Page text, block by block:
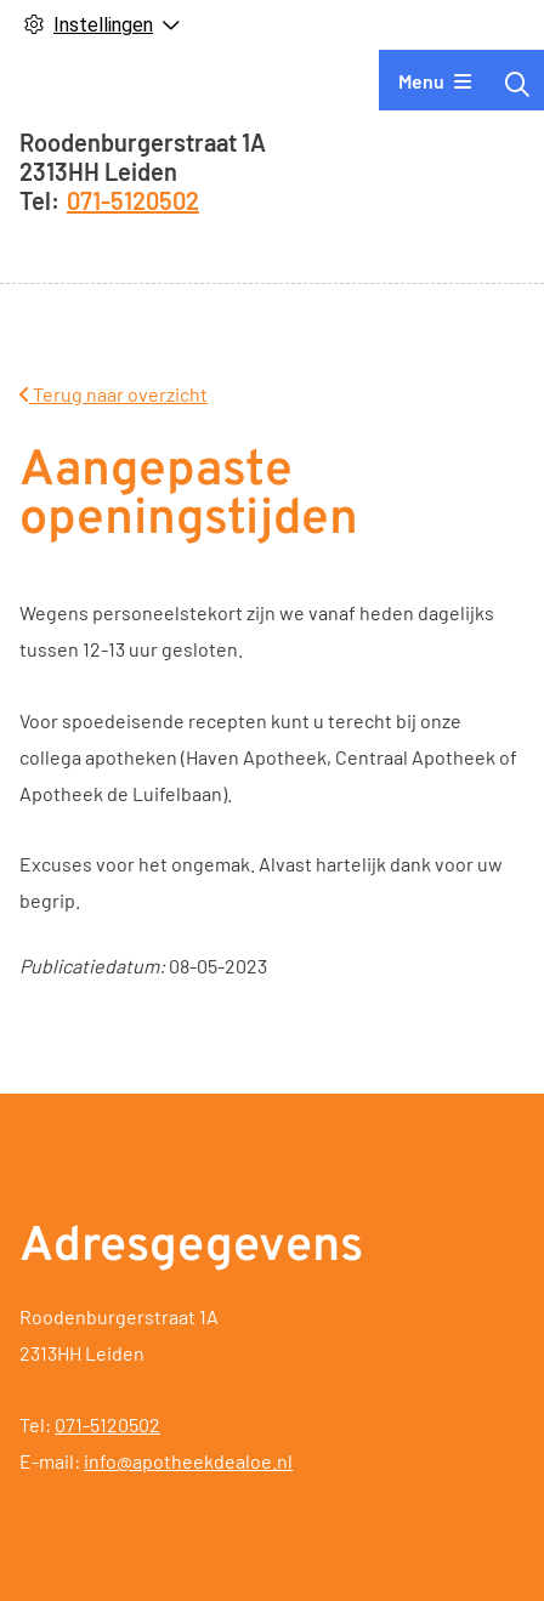
Instellingen
Hoofdmenu
Menu
Adresgegevens
Roodenburgerstraat 1A
2313HH Leiden
071-5120502
Terug naar overzicht
Aangepaste
openingstijden
Wegens personeelstekort zijn we vanaf heden dagelijks
tussen 12-13 uur gesloten.
Voor spoedeisende recepten kunt u terecht bij onze
collega apotheken (Haven Apotheek, Centraal Apotheek of
Apotheek de Luifelbaan).
Excuses voor het ongemak. Alvast hartelijk dank voor uw
begrip.
Publicatiedatum:08-05-2023
Adresgegevens
Roodenburgerstraat 1A
2313HH Leiden
Tel: 071-5120502
E-mail: info@apotheekdealoe.nl